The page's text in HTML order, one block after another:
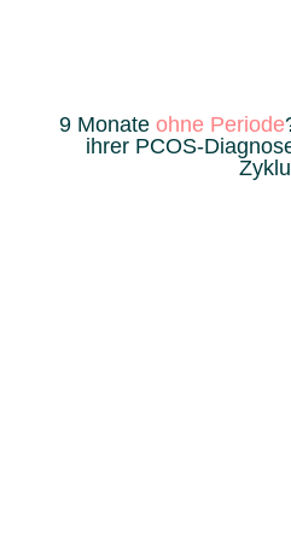
9 Monate ohne Periode
ihrer PCOS-